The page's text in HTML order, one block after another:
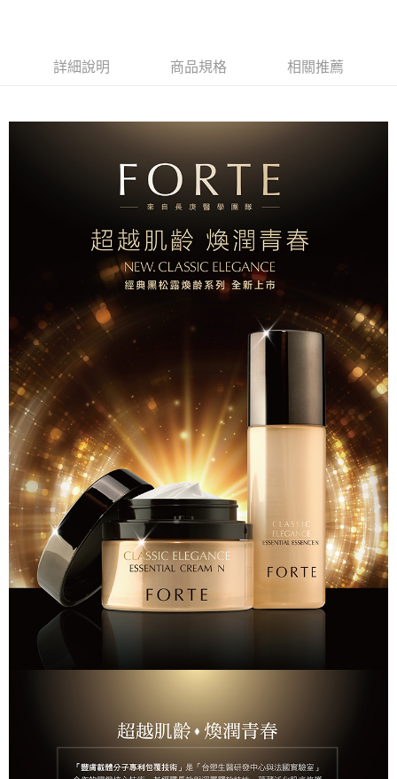
上海商業儲蓄銀行
台北富邦商業銀行
永豐商業銀行
星展（台灣）商業銀行
中國信託商業銀行
LINE Pay
【大哥付你分期使用說明】
1.本服務由台灣大哥大提供，台灣大哥大用戶可立即使用無須另外申請。
2.付款方式選擇「大哥付你分期」，訂單成立後會自動跳轉到大哥付的交易
流程，驗證手機門號後，選擇欲分期的期數、繳款截止日，確認付款後即完
成交易。
3.實際核准額度、可分期數及費用金額請依後續交易確認頁面所載為準。
4.訂單成立30分鐘內，如未前往確認交易或遇審核未通過，訂單將自動取
消。如遇「轉專審核」未通過狀況，表示未達大哥付你分期系統評分，恕無
法說明評估內容。
【繳款方式說明】
1.分期款項不併入電信帳單，「大哥付你分期」於每月結算日後寄送繳費提
醒簡訊。
2.透過簡訊連結打開帳單後，可選擇「超商條碼／台灣大直營門市／銀行轉
帳／街口支付／iPASS MONEY」等通路繳費。
【注意事項】
1.本服務係由「台灣大哥大股份有限公司」（以下簡稱本公司）所提供，讓
用戶於交易時，得透過本服務購買商品或服務，並由商店將買賣／分期付款
買賣價金債權讓與本公司後，依約使用本公司帳單繳交帳款。
2.基於同意付款使用「大哥付你分期」之契約關係目的，商店將以您的個人
資料（包含姓名、電話或地址）提供予台灣大哥大進項蒐集、處理及利用，
由本公司與您本人進行分期帳單所需資料之確認、核對及更正。
3.完整用戶服務條款，請詳閱以下連結：
相關說明
【關於「AFTEE先享後付」】
AFTEE先享後付是「在收到商品之後才付款」的支付方式。 讓您購物簡單
便利好安心！
１．簡單：不需註冊會員、不需綁卡、不需儲值。
２．便利：只要手機號碼，簡訊認證，即可結帳。
３．安心：先確認商品／服務後，再付款。
【「AFTEE先享後付」結帳流程】
１．於結帳方式選擇「AFTEE先享後付」後，將跳轉至「AFTEE先享後付」
結帳頁面，進行簡訊認證並確認金額後，即可完成結帳。
２．訂單成立數日內，您將收到繳費通知簡訊。
３．收到繳費通知簡訊後14天內，點擊此簡訊中的連結，可透過四大超商／
ATM／網路銀行／等多元方式進行付款，方視為交易完成。
※ 請注意：結帳手續完成當下不需立刻繳費，但若您需要取消訂單，請聯絡
購買商品的店家。未經商家同意取消之訂單仍視為有效，需透過AFTEE先享
後付繳納相關費用。
※ 交易是否成功請以「AFTEE先享後付 」之結帳頁面顯示為準，若有關於
是否繳費成功／繳費後需取消欲退款等相關疑問，請聯繫「AFTEE先享後付
客戶支援中心」
https://netprotections.freshdesk.com/support/home
【注意事項】
１．透過由恩沛科技股份有限公司提供之「AFTEE先享後付」服務完成之交
https://aftee.tw/terms/#terms3
３．未成年的使用者請事先徵得法定代理人或監護人之同意方可使用
「AFTEE先享後付」，若未經同意申辦者引起之損失，本公司不負相關責
Hami Point
相關說明
「Hami Point」為中華電信所提供之點數服務，可於會員專區綁定中華電信
會員帳號後，即可在購物車使用 Hami Point 折抵消費金額 (1點等於1元)。
ATM付款
貨到付款
運送方式
全家取貨付款
每筆NT$90，滿NT$1,000(含以上)免運費
付款後全家取貨
每筆NT$90，滿NT$1,000(含以上)免運費
萊爾富取貨付款
詳細說明 商品規格 相關推薦